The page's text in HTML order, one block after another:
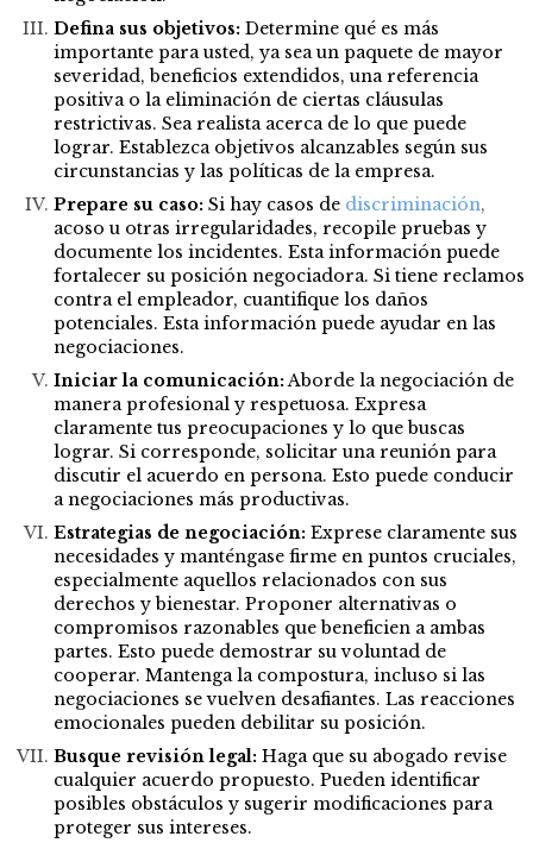
Defina sus objetivos: Determine qué es más
importante para usted, ya sea un paquete de mayor
severidad, beneficios extendidos, una referencia
positiva o la eliminación de ciertas cláusulas
restrictivas. Sea realista acerca de lo que puede
lograr. Establezca objetivos alcanzables según sus
circunstancias y las políticas de la empresa.
Prepare su caso: Si hay casos de discriminación,
acoso u otras irregularidades, recopile pruebas y
documente los incidentes. Esta información puede
fortalecer su posición negociadora. Si tiene reclamos
contra el empleador, cuantifique los daños
potenciales. Esta información puede ayudar en las
negociaciones.
Iniciar la comunicación:Aborde la negociación de
manera profesional y respetuosa. Expresa
claramente tus preocupaciones y lo que buscas
lograr. Si corresponde, solicitar una reunión para
discutir el acuerdo en persona. Esto puede conducir
a negociaciones más productivas.
Estrategias de negociación: Exprese claramente sus
necesidades y manténgase firme en puntos cruciales,
especialmente aquellos relacionados con sus
derechos y bienestar. Proponer alternativas o
compromisos razonables que beneficien a ambas
partes. Esto puede demostrar su voluntad de
cooperar. Mantenga la compostura, incluso si las
negociaciones se vuelven desafiantes. Las reacciones
emocionales pueden debilitar su posición.
Busque revisión legal: Haga que su abogado revise
cualquier acuerdo propuesto. Pueden identificar
posibles obstáculos y sugerir modificaciones para
proteger sus intereses.